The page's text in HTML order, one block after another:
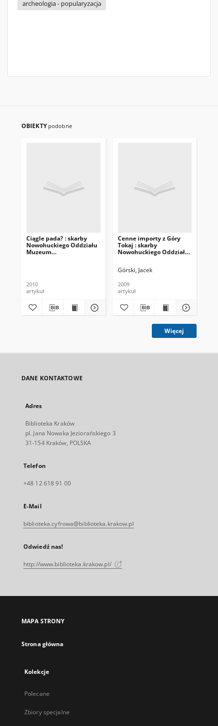
archeologia - popularyzacja
OBIEKTY podobne
Ciągle pada? : skarby
Nowohuckiego Oddziału
Muzeum
2010
artykuł
Cenne importy z Góry
Tokaj : skarby
Nowohuckiego Oddziału
Górski, Jacek
2009
artykuł
Więcej
DANE KONTAKTOWE
Adres
Biblioteka Kraków
pl. Jana Nowaka Jeziorańskiego 3
31-154 Kraków, POLSKA
Telefon
+48 12 618 91 00
E-Mail
biblioteka.cyfrowa@biblioteka.krakow.pl
Odwiedź nas!
http://www.biblioteka.krakow.pl/
MAPA STRONY
Strona główna
Kolekcje
Polecane
Zbiory specjalne